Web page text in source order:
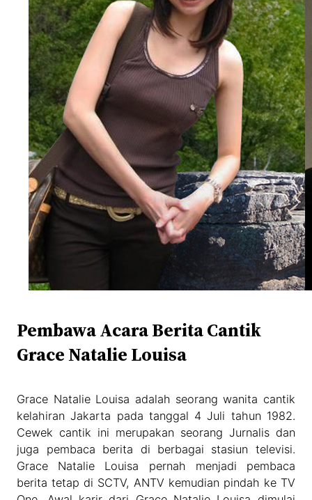
Pembawa Acara Berita Cantik
Grace Natalie Louisa
Grace Natalie Louisa adalah seorang wanita cantik
kelahiran Jakarta pada tanggal 4 Juli tahun 1982.
Cewek cantik ini merupakan seorang Jurnalis dan
juga pembaca berita di berbagai stasiun televisi.
Grace Natalie Louisa pernah menjadi pembaca
berita tetap di SCTV, ANTV kemudian pindah ke TV